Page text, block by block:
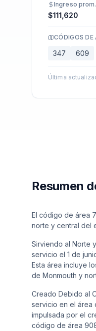
Ingreso prom.
$111,620
CÓDIGOS DE
347 609
Última
Resumen
El código de área
norte y central del
Sirviendo al Norte
servicio el 1 de
Esta área incluye
de Monmouth y
Creado Debido al
servicio en el área
impulsada por el
código de área